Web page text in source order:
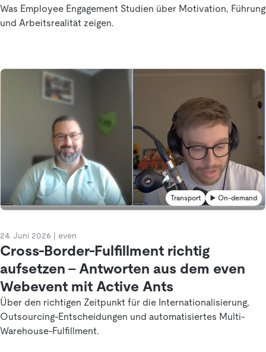
Was Employee Engagement Studien über Motivation, Führung
und Arbeitsrealität zeigen.
Transport ▶️ On-demand
24. Juni 2026 even
Cross-Border-Fulfillment richtig
aufsetzen – Antworten aus dem even
Webevent mit Active Ants
Über den richtigen Zeitpunkt für die Internationalisierung,
Outsourcing-Entscheidungen und automatisiertes Multi-
Warehouse-Fulfillment.